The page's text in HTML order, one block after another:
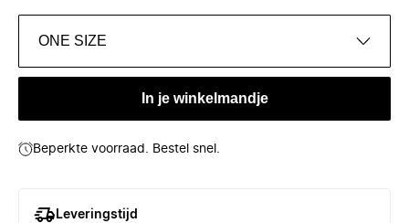
ONE SIZE
In je winkelmandje
Beperkte voorraad. Bestel snel.
Leveringstijd